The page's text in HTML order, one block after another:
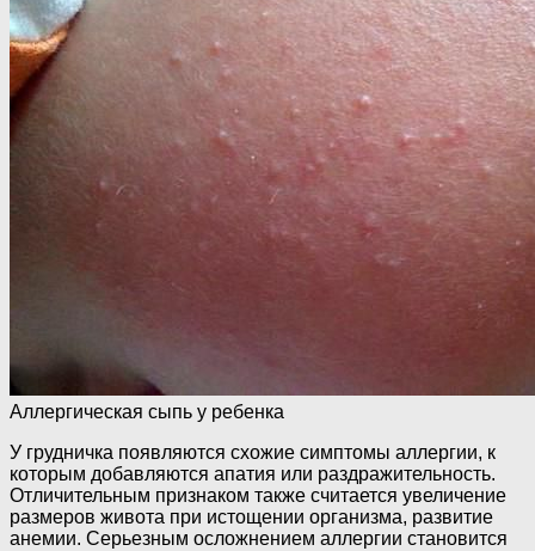
Аллергическая сыпь у ребенка
У грудничка появляются схожие симптомы аллергии, к
которым добавляются апатия или раздражительность.
Отличительным признаком также считается увеличение
размеров живота при истощении организма, развитие
анемии. Серьезным осложнением аллергии становится